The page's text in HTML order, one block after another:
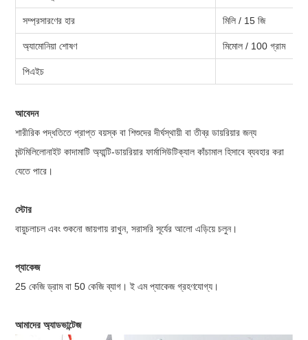
সম্প্রসারণের হার মিলি / 15 জি
অ্যামোনিয়া শোষণ মিমোল / 100 গ্রাম
পিএইচ
আবেদন
শারীরিক পদ্ধতিতে প্রাপ্ত বয়স্ক বা শিশুদের দীর্ঘস্থায়ী বা তীব্র ডায়রিয়ার জন্য
মন্টমিলিলোনাইট কাদামাটি অ্যান্টি-ডায়রিয়ার ফার্মাসিউটিক্যাল কাঁচামাল হিসাবে ব্যবহার করা
যেতে পারে।
স্টোর
বায়ুচলাচল এবং শুকনো জায়গায় রাখুন, সরাসরি সূর্যের আলো এড়িয়ে চলুন।
প্যাকেজ
25 কেজি ড্রাম বা 50 কেজি ব্যাগ। ই এম প্যাকেজ গ্রহণযোগ্য।
আমাদের অ্যাডভান্টেজ